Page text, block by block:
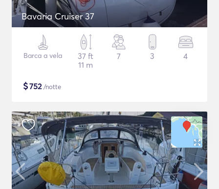
Bavaria Cruiser 37
Barca a vela
37 ft
11 m
7 3 4
$752/notte